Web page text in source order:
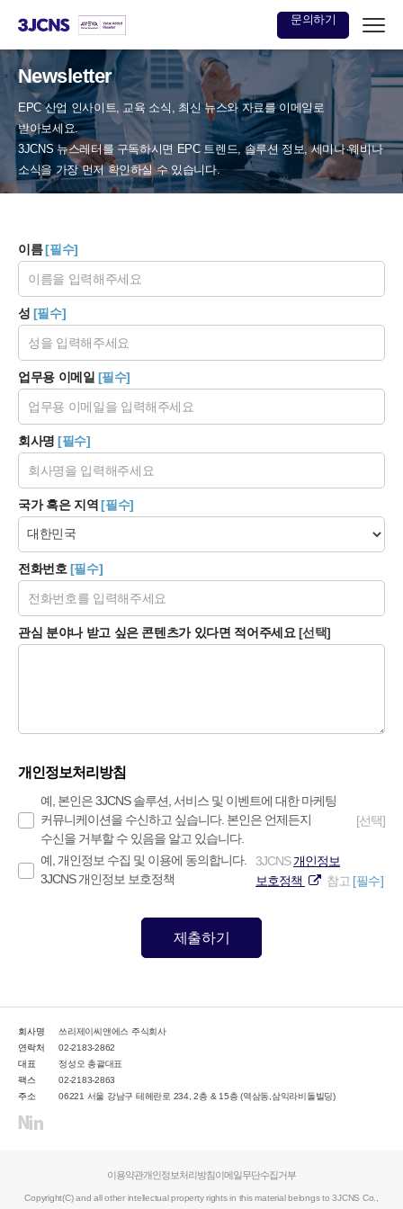
본문
바로가기
문의하기
Newsletter
EPC 산업 인사이트, 교육 소식, 최신 뉴스와 자료를 이메일로
받아보세요.
3JCNS 뉴스레터를 구독하시면 EPC 트렌드, 솔루션 정보, 세미나·웨비나
소식을 가장 먼저 확인하실 수 있습니다.
이름[필수]
성 [필수]
업무용 이메일 [필수]
회사명 [필수]
국가 혹은 지역 [필수]
전화번호 [필수]
관심 분야나 받고 싶은 콘텐츠가 있다면 적어주세요 [선택]
개인정보처리방침
예, 본인은 3JCNS 솔루션, 서비스 및 이벤트에 대한 마케팅
커뮤니케이션을 수신하고 싶습니다. 본인은 언제든지
수신을 거부할 수 있음을 알고 있습니다.
[선택]
예, 개인정보 수집 및 이용에 동의합니다.
3JCNS 개인정보 보호정책
3JCNS개인정보
보호정책
참고 [필수]
제출하기
회사명
쓰리제이씨앤에스 주식회사
연락처
02-2183-2862
대표
정성오 총괄대표
팩스
02-2183-2863
주소
06221 서울 강남구 테헤란로 234, 2층 & 15층 (역삼동,삼익라비돌빌딩)
Copyright(C) and all other intellectual property rights in this material belongs to 3JCNS Co.,
이용약관개인정보처리방침이메일무단수집거부